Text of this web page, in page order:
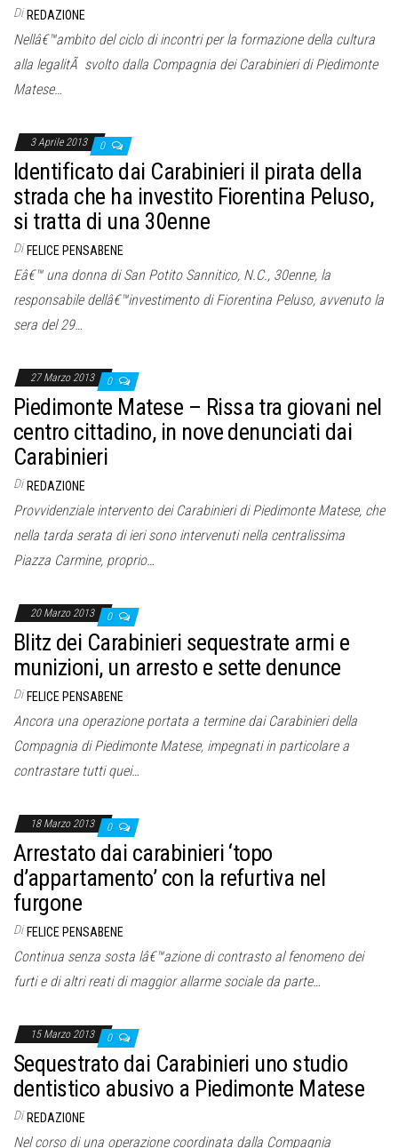
Di REDAZIONE
Nellâ€™ambito del ciclo di incontri per la formazione della cultura
alla legalitÃ svolto dalla Compagnia dei Carabinieri di Piedimonte
Matese…
3 Aprile 2013 0
Identificato dai Carabinieri il pirata della
strada che ha investito Fiorentina Peluso,
si tratta di una 30enne
Di FELICE PENSABENE
Eâ€™ una donna di San Potito Sannitico, N.C., 30enne, la
responsabile dellâ€™investimento di Fiorentina Peluso, avvenuto la
sera del 29…
27 Marzo 2013 0
Piedimonte Matese – Rissa tra giovani nel
centro cittadino, in nove denunciati dai
Carabinieri
Di REDAZIONE
Provvidenziale intervento dei Carabinieri di Piedimonte Matese, che
nella tarda serata di ieri sono intervenuti nella centralissima
Piazza Carmine, proprio…
20 Marzo 2013 0
Blitz dei Carabinieri sequestrate armi e
munizioni, un arresto e sette denunce
Di FELICE PENSABENE
Ancora una operazione portata a termine dai Carabinieri della
Compagnia di Piedimonte Matese, impegnati in particolare a
contrastare tutti quei…
18 Marzo 2013 0
Arrestato dai carabinieri ‘topo
d’appartamento’ con la refurtiva nel
furgone
Di FELICE PENSABENE
Continua senza sosta lâ€™azione di contrasto al fenomeno dei
furti e di altri reati di maggior allarme sociale da parte…
15 Marzo 2013 0
Sequestrato dai Carabinieri uno studio
dentistico abusivo a Piedimonte Matese
Di REDAZIONE
Nel corso di una operazione coordinata dalla Compagnia